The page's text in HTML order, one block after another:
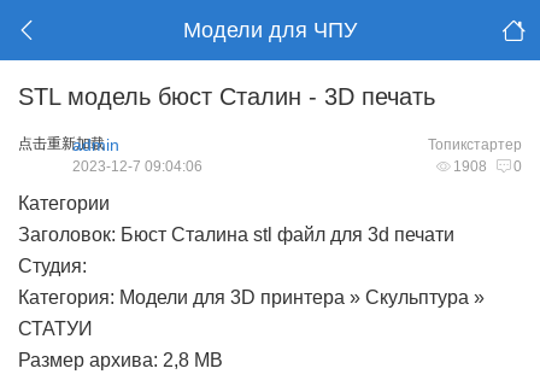
Модели для ЧПУ
STL модель бюст Сталин - 3D печать
点击重新加载 Топикстартер
admin
1908 0
2023-12-7 09:04:06
Категории
Заголовок: Бюст Сталина stl файл для 3d печати
Студия:
Категория: Модели для 3D принтера » Скульптура »
СТАТУИ
Размер архива: 2,8 MB